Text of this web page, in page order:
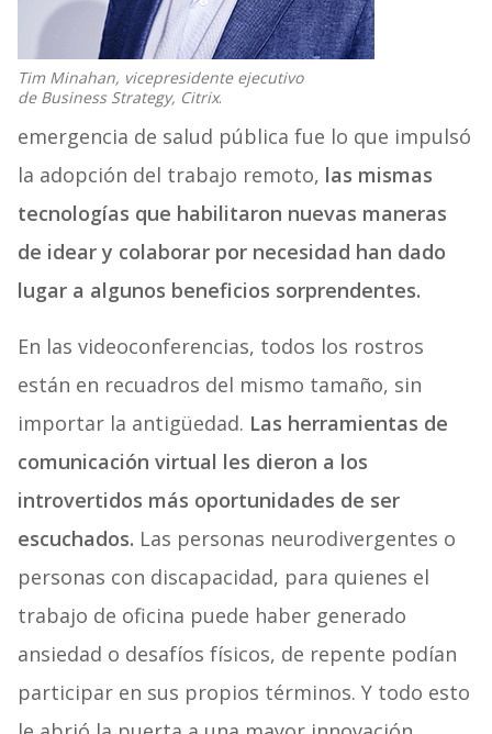
Tim Minahan, vicepresidente ejecutivo
de Business Strategy, Citrix.
emergencia de salud pública fue lo que impulsó
la adopción del trabajo remoto, las mismas
tecnologías que habilitaron nuevas maneras
de idear y colaborar por necesidad han dado
lugar a algunos beneficios sorprendentes.
En las videoconferencias, todos los rostros
están en recuadros del mismo tamaño, sin
importar la antigüedad. Las herramientas de
comunicación virtual les dieron a los
introvertidos más oportunidades de ser
escuchados. Las personas neurodivergentes o
personas con discapacidad, para quienes el
trabajo de oficina puede haber generado
ansiedad o desafíos físicos, de repente podían
participar en sus propios términos. Y todo esto